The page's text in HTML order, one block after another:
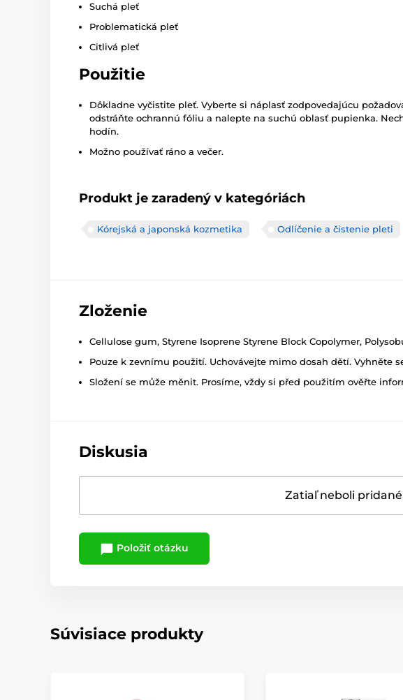
Suchá pleť
Problematická pleť
Citlivá pleť
Použitie
Dôkladne vyčistite pleť. Vyberte si náplasť zodpovedajúcu
odstráňte ochrannú fóliu a nalepte na suchú oblasť pupienka.
hodín.
Možno používať ráno a večer.
Produkt je zaradený v kategóriách
Kórejská a japonská kozmetika Odlíčenie a čistenie pleti
Zloženie
Cellulose gum, Styrene Isoprene Styrene Block Copolymer,
Pouze k zevnímu použití. Uchovávejte mimo dosah dětí. Vyhněte
Složení se může měnit. Prosíme, vždy si před použitím ověřte
Diskusia
Zatiaľ neboli
Položiť otázku
Súvisiace produkty